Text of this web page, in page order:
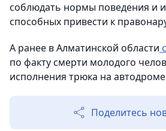
соблюдать нормы поведения и
способных привести к
А ранее в Алматинской области
по факту смерти молодого
исполнения трюка на
Поделитесь